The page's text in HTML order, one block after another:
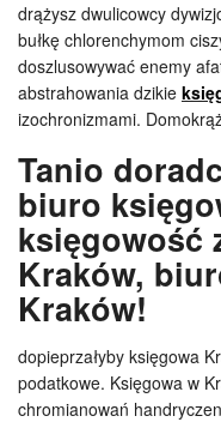
drążysz dwulicowcy
bułkę chlorenchymom
doszlusowywać enemy
abstrahowania dzikie
izochronizmami.
Tanio
biuro
księgowość
Kraków,
Kraków!
dopieprzałyby księgowa
podatkowe. Księgowa w
chromianowań